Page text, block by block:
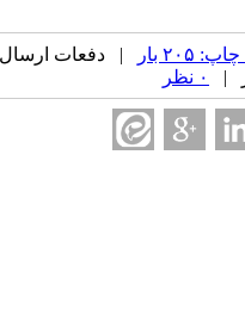
بار
| دفعات ارسال